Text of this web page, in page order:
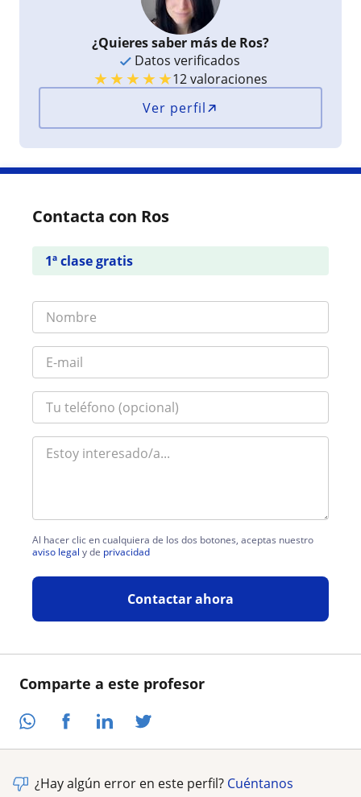
Comparte a este profesor
¿Quieres saber más de Ros?
Datos verificados
★★★★★12 valoraciones
Ver perfil
Contacta con Ros
1ª clase gratis
Al hacer clic en cualquiera de los dos botones, aceptas nuestro
aviso legal y de privacidad
Contactar ahora
¿Hay algún error en este perfil? Cuéntanos